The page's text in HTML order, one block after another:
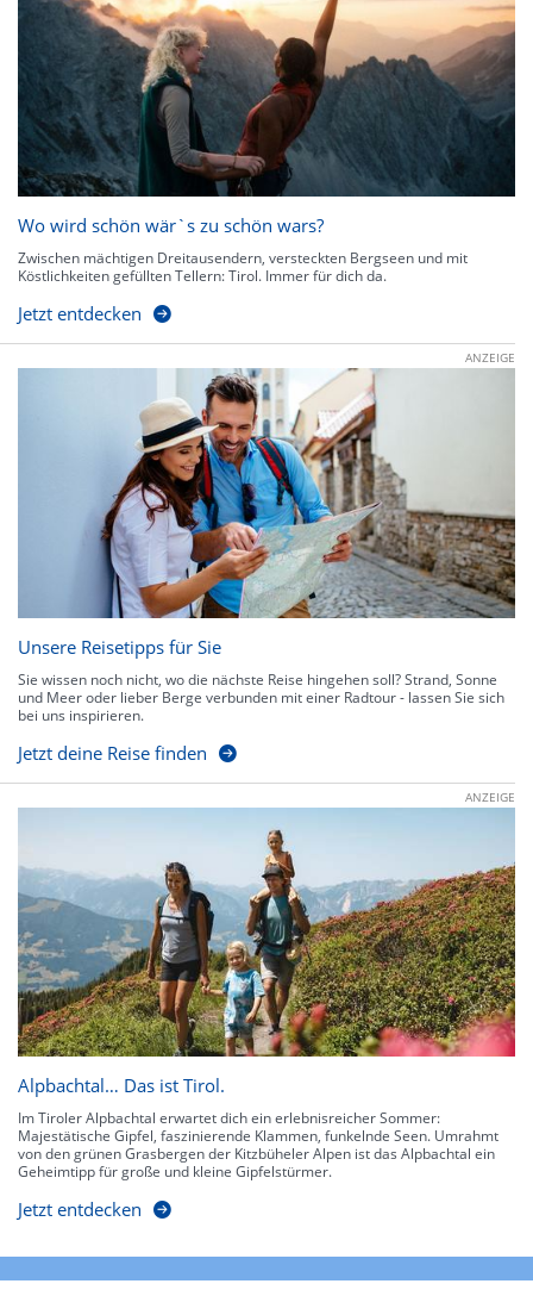
Wo wird schön wär`s zu schön wars?
Zwischen mächtigen Dreitausendern, versteckten Bergseen und mit
Köstlichkeiten gefüllten Tellern: Tirol. Immer für dich da.
Jetzt entdecken
ANZEIGE
Unsere Reisetipps für Sie
Sie wissen noch nicht, wo die nächste Reise hingehen soll? Strand, Sonne
und Meer oder lieber Berge verbunden mit einer Radtour - lassen Sie sich
bei uns inspirieren.
Jetzt deine Reise finden
ANZEIGE
Alpbachtal… Das ist Tirol.
Im Tiroler Alpbachtal erwartet dich ein erlebnisreicher Sommer:
Majestätische Gipfel, faszinierende Klammen, funkelnde Seen. Umrahmt
von den grünen Grasbergen der Kitzbüheler Alpen ist das Alpbachtal ein
Geheimtipp für große und kleine Gipfelstürmer.
Jetzt entdecken